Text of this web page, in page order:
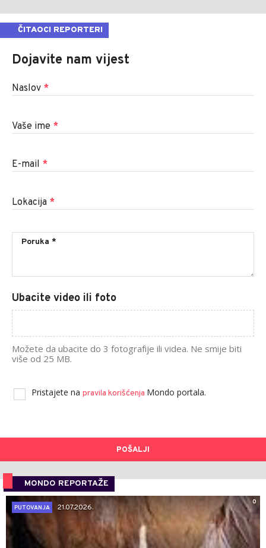
ČITAOCI REPORTERI
Dojavite nam vijest
Naslov *
Vaše ime *
E-mail *
Lokacija *
Ubacite video ili foto
Možete da ubacite do 3 fotografije ili videa. Ne smije biti
više od 25 MB.
Pristajete na pravila korišćenja Mondo portala.
POŠALJI
MONDO REPORTAŽE
0
PUTOVANJA
21.07.2026.